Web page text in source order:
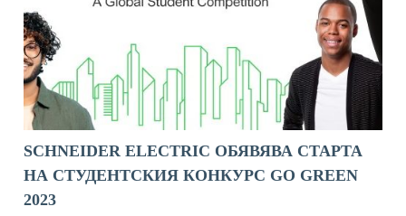
SCHNEIDER ЕLECTRIC ОБЯВЯВА СТАРТА
НА СТУДЕНТСКИЯ КОНКУРС GO GREEN
2023